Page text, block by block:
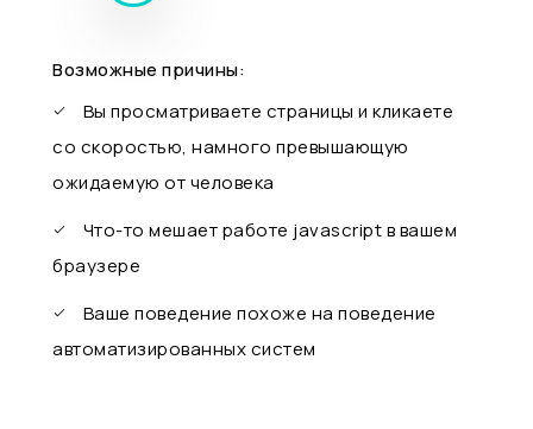
Возможные причины:
Вы просматриваете страницы и кликаете
со скоростью, намного превышающую
ожидаемую от человека
Что-то мешает работе javascript в вашем
браузере
Ваше поведение похоже на поведение
автоматизированных систем